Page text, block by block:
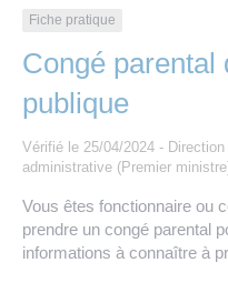
Eau et
Travaux
Numérique
Annuaire de
Les offres
communes
Nos publications
Fiche pratique
Congé parental
publique
Vérifié le 25/04/2024 -
administrative (Premier
Vous êtes fonctionnaire ou
prendre un congé parental
informations à connaître à